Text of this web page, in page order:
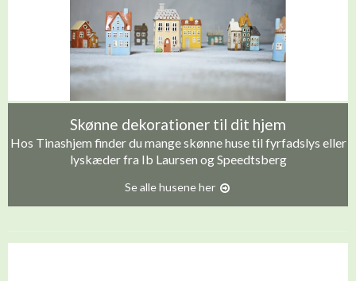
Skønne dekorationer til dit hjem
Hos Tinashjem finder du mange skønne huse til fyrfadslys eller
lyskæder fra Ib Laursen og Speedtsberg
Se alle husene her